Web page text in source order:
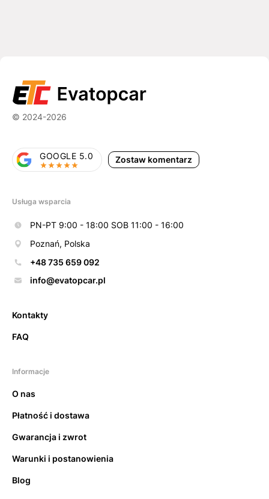
© 2024-2026
Zostaw komentarz
GOOGLE 5.0
Usługa wsparcia
PN-PT 9:00 - 18:00 SOB 11:00 - 16:00
Poznań, Polska
+48 735 659 092
info@evatopcar.pl
Kontakty
FAQ
Informacje
O nas
Płatność i dostawa
Gwarancja i zwrot
Warunki i postanowienia
Blog